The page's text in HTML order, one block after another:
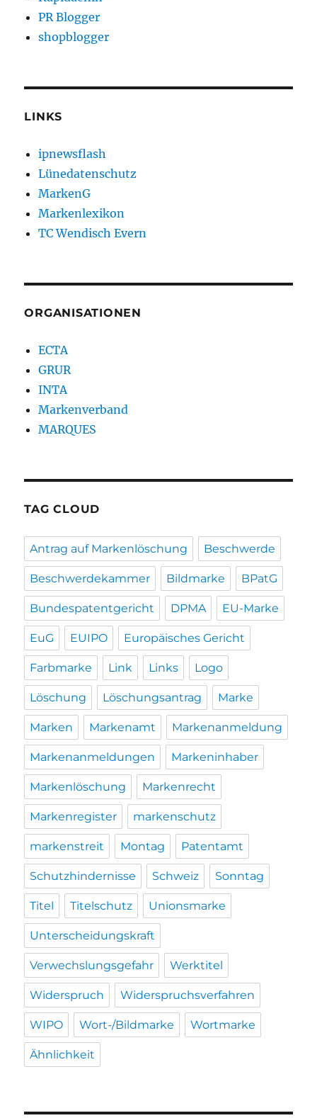
PR Blogger
shopblogger
LINKS
ipnewsflash
Lünedatenschutz
MarkenG
Markenlexikon
TC Wendisch Evern
ORGANISATIONEN
ECTA
GRUR
INTA
Markenverband
MARQUES
TAG CLOUD
Antrag auf Markenlöschung Beschwerde
Beschwerdekammer Bildmarke BPatG
Bundespatentgericht DPMA EU-Marke
EuG EUIPO Europäisches Gericht
Farbmarke Link Links Logo
Löschung Löschungsantrag Marke
Marken Markenamt Markenanmeldung
Markenanmeldungen Markeninhaber
Markenlöschung Markenrecht
Markenregister markenschutz
markenstreit Montag Patentamt
Schutzhindernisse Schweiz Sonntag
Titel Titelschutz Unionsmarke
Unterscheidungskraft
Verwechslungsgefahr Werktitel
Widerspruch Widerspruchsverfahren
WIPO Wort-/Bildmarke Wortmarke
Ähnlichkeit